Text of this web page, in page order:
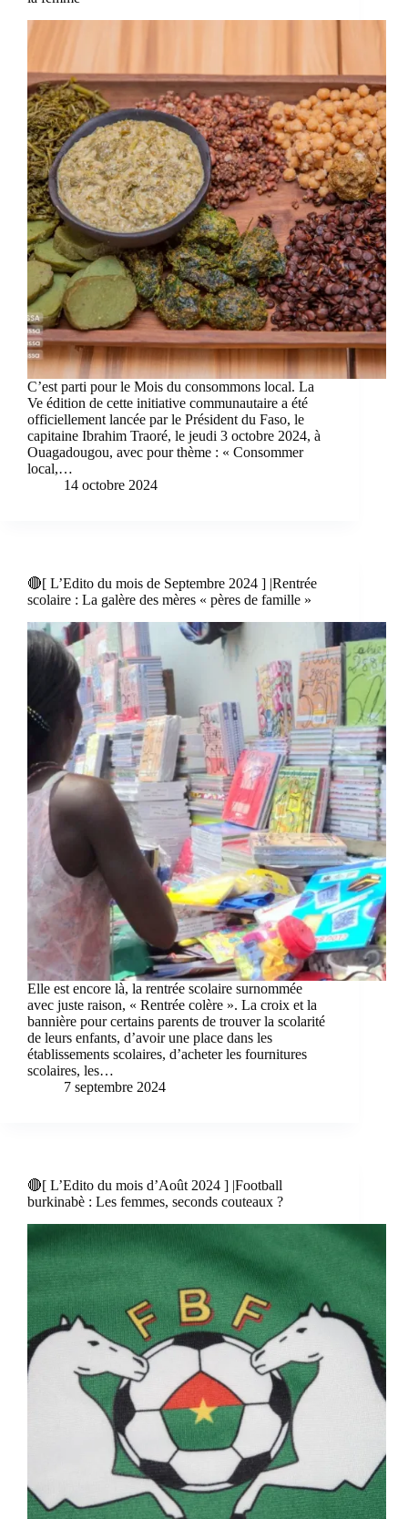
C’est parti pour le Mois du consommons local. La
Ve édition de cette initiative communautaire a été
officiellement lancée par le Président du Faso, le
capitaine Ibrahim Traoré, le jeudi 3 octobre 2024, à
Ouagadougou, avec pour thème : « Consommer
local,…
14 octobre 2024
🔴[ L’Edito du mois de Septembre 2024 ] |Rentrée
scolaire : La galère des mères « pères de famille »
Elle est encore là, la rentrée scolaire surnommée
avec juste raison, « Rentrée colère ». La croix et la
bannière pour certains parents de trouver la scolarité
de leurs enfants, d’avoir une place dans les
établissements scolaires, d’acheter les fournitures
scolaires, les…
7 septembre 2024
🔴[ L’Edito du mois d’Août 2024 ] |Football
burkinabè : Les femmes, seconds couteaux ?